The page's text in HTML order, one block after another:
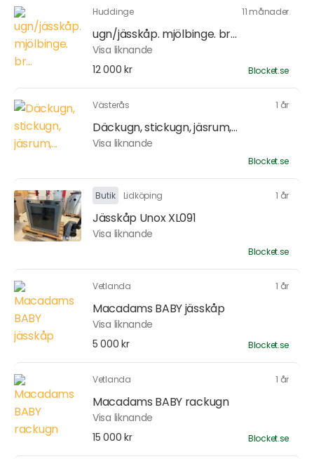
Huddinge 11 månader
ugn/jässkåp. mjölbinge. br...
Visa liknande
12 000 kr
Blocket.se
Västerås 1 år
Däckugn, stickugn, jäsrum,...
Visa liknande
Blocket.se
Butik Lidköping 1 år
Jässkåp Unox XL091
Visa liknande
Blocket.se
Vetlanda 1 år
Macadams BABY jässkåp
Visa liknande
5 000 kr
Blocket.se
Vetlanda 1 år
Macadams BABY rackugn
Visa liknande
15 000 kr
Blocket.se